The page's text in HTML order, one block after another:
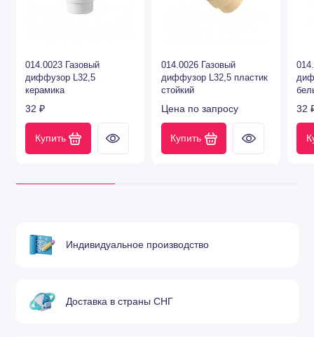
014.0023 Газовый
диффузор L32,5
керамика
32 ₽
Купить
014.0026 Газовый
диффузор L32,5 пластик
стойкий
Цена по запросу
Купить
32
Индивидуальное производство
Доставка в страны СНГ